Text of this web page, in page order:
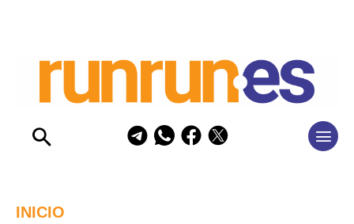
INICIO